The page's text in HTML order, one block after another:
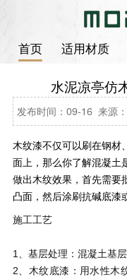
首页 适用材质
水泥凉亭仿
发布时间：09-16 来源
木纹漆不仅可以刷在钢材
面上，那么你了解混凝土
做出木纹效果，首先需要
凸面，然后涂刷抗碱底漆
施工工艺
1、基层处理：混凝土基
2、木纹底漆：用水性木